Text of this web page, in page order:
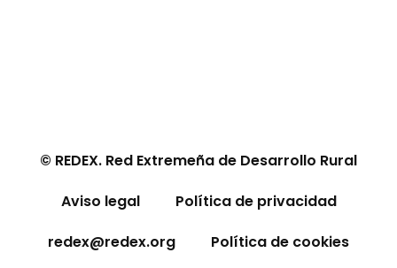
© REDEX. Red Extremeña de Desarrollo Rural
Aviso legal
Política de privacidad
redex@redex.org
Política de cookies